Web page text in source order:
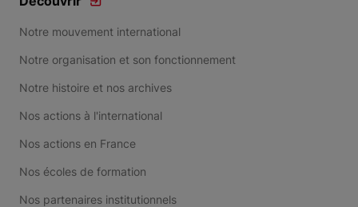
Notre mouvement international
Notre organisation et son fonctionnement
Notre histoire et nos archives
Nos actions à l'international
Nos actions en France
Nos écoles de formation
Nos partenaires institutionnels